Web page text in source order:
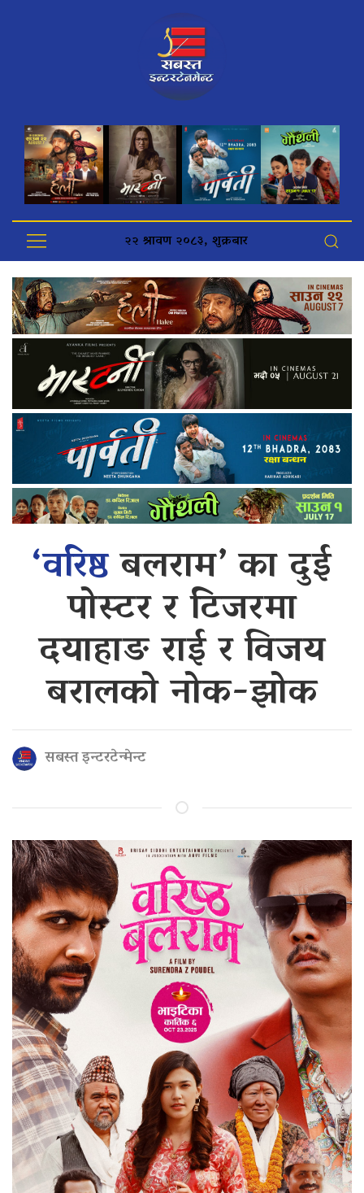
२२ श्रावण २०८३, शुक्रबार
‘वरिष्ठबलराम’ का दुई
पोस्टर र टिजरमा
दयाहाङ राई र विजय
बरालको नोक-झोक
सबस्त इन्टरटेन्मेन्ट